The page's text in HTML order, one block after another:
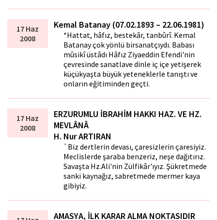
17 Haz
2008
Kemal Batanay (07.02.1893 – 22.06.1981)
*Hattat, hâfız, bestekâr, tanbûrî. Kemal
Batanay çok yönlü birsanatçıydı. Babası
mûsikî üstâdı Hâfız Ziyaeddin Efendi'nin
çevresinde sanatlave dinle iç içe yetişerek
küçükyaşta büyük yeteneklerle tanıştı ve
onların eğitiminden geçti.
17 Haz
2008
ERZURUMLU İBRAHİM HAKKI HAZ. VE HZ.
MEVLÂNÂ
H. Nur ARTIRAN
`Biz dertlerin devası, çaresizlerin çaresiyiz.
Meclislerde şaraba benzeriz, neşe dağıtırız.
Savaşta Hz.Ali'nin Zülfikâr'ıyız. Şükretmede
sanki kaynağız, sabretmede mermer kaya
gibiyiz.
AMASYA, İLK KARAR ALMA NOKTASIDIR